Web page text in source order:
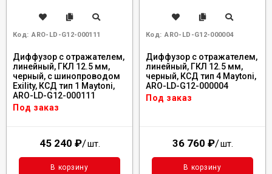
Код: ARO-LD-G12-000111
Диффузор с отражателем,
линейный, ГКЛ 12.5 мм,
черный, с шинопроводом
Exility, КСД тип 1 Maytoni,
ARO-LD-G12-000111
Под заказ
45 240 ₽/шт.
В корзину
Код: ARO-LD-G12-000004
Диффузор с отражателем,
линейный, ГКЛ 12.5 мм,
черный, КСД тип 4 Maytoni,
ARO-LD-G12-000004
Под заказ
36 760 ₽/шт.
В корзину